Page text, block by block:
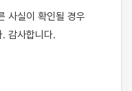
사실이 확인될 경우
감사합니다.